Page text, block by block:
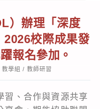
）辦理「深度
2026校際成果發
報名參加。
教學組 / 教師研習
習、合作與資源共享